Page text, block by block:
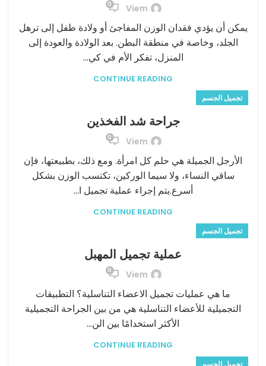
Viem
0
يمكن أن يؤدي فقدان الوزن المفاجئ أو ولادة طفل إلى ترهل
الجلد، وخاصة في منطقة البطن. بعد الولادة والعودة إلى
المنزل، تفكر الأم في كي...
CONTINUE READING
تجميل الجسم
جراحة شد الفخذين
Viem
0
الأرجل الجميلة هي حلم كل امرأة. ومع ذلك، بطبيعتها، فإن
ساقي النساء، ولا سيما الوركين، تكتسب الوزن بشكل
أسرع.يتم إجراء عملية تجميل ا...
CONTINUE READING
تجميل الجسم
عملية تجميل المهبل
Viem
0
ما هي عمليات تجميل الاعضاء التناسلية؟ التطبيقات
التجميلية للأعضاء التناسلية هي من بين الجراحة التجميلية
الأكثر استخدامًا بين الن...
CONTINUE READING
تجميل الجسم